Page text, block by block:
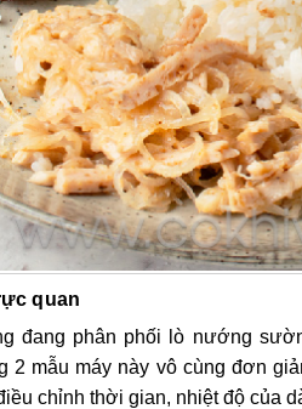
quan
đang phân phối lò nướng
2 mẫu máy này vô cùng đơn
chỉnh thời gian, nhiệt độ của